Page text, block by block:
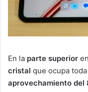
En la parte superior
cristal que ocupa
aprovechamiento del